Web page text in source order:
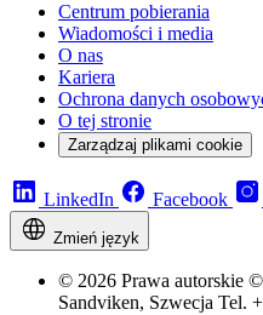
Centrum pobierania
Wiadomości i media
O nas
Kariera
Ochrona danych
O tej stronie
Zarządzaj plikami cookie
LinkedIn Facebook
Zmień język
© 2026 Prawa autorskie
Sandviken, Szwecja Tel.